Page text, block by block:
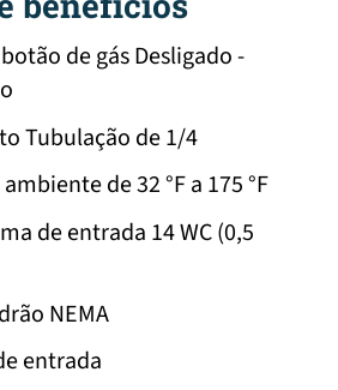
de gás Desligado -
Tubulação de 1/4
de 32 °F a 175 °F
de entrada 14 WC (0,5
NEMA
entrada